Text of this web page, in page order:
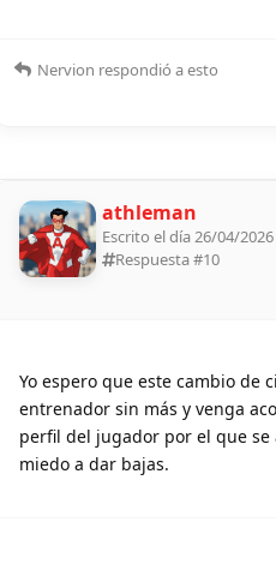
Nervion respondió a esto
athleman
Escrito el día 26/04/2026
Respuesta #10
Yo espero que este cambio de
entrenador sin más y venga
perfil del jugador por el que se
miedo a dar bajas.